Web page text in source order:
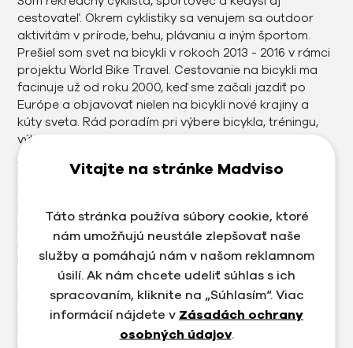
cestovateľ. Okrem cyklistiky sa venujem sa outdoor
aktivitám v prírode, behu, plávaniu a iným športom.
Prešiel som svet na bicykli v rokoch 2013 - 2016 v rámci
projektu World Bike Travel. Cestovanie na bicykli ma
facinuje už od roku 2000, keď sme začali jazdiť po
Európe a objavovať nielen na bicykli nové krajiny a
kúty sveta. Rád poradím pri výbere bicykla, tréningu,
výberu oblečenia alebo doplnkov stravy. Pravidelne
jazdím a trénujem na cestnom bicykli hlavne okolo
Bratislavy a v Rakúsku. Pravidelne chodíme na
krajinách Európy. Okrem klasických cyklo maratónov
som prešiel aj extrémne preteky ako Istria 300,
Alpenbrevet Platinum Tour, zúčastnil som sa 24
hodinovej jazdy z KE do BA, pravidelne chodím
cyklomaratón Jasná alebo Trnava Rysy. Ročne
najazdím od 6000 do 25000 km. Naše firmy poskytujú
služby v oblastiach ako tvorba e-shopov a
webstránkok, poskytujeme marketingové a e-
Vitajte na stránke Madviso
Táto stránka používa súbory cookie, ktoré
nám umožňujú neustále zlepšovať naše
služby a pomáhajú nám v našom reklamnom
úsilí. Ak nám chcete udeliť súhlas s ich
spracovaním, kliknite na „Súhlasím“. Viac
informácií nájdete vZásadách ochrany
osobných údajov.